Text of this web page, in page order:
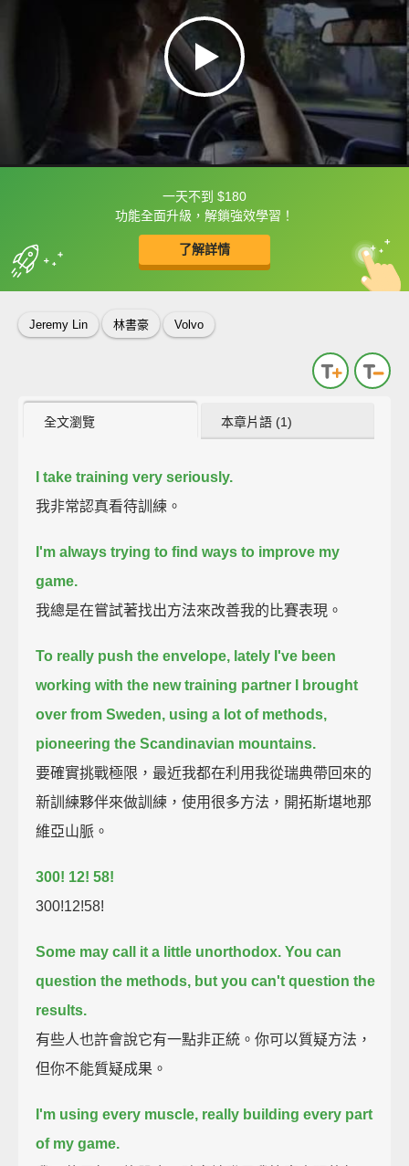
一天不到 $180
功能全面升級，解鎖強效學習！
了解詳情
框選或點兩下字幕可以直接查字典喔！
收錄佳句 中
英
Jeremy Lin 林書豪 Volvo
全文瀏覽 本章片語 (1)
I take training very seriously.
我非常認真看待訓練。
I'm always trying to find ways to improve my
game.
我總是在嘗試著找出方法來改善我的比賽表現。
To really push the envelope, lately I've been
working with the new training partner I brought
over from Sweden, using a lot of methods,
pioneering the Scandinavian mountains.
要確實挑戰極限，最近我都在利用我從瑞典帶回來的
新訓練夥伴來做訓練，使用很多方法，開拓斯堪地那
維亞山脈。
300! 12! 58!
300!12!58!
Some may call it a little unorthodox. You can
question the methods, but you can't question the
results.
有些人也許會說它有一點非正統。你可以質疑方法，
但你不能質疑成果。
I'm using every muscle, really building every part
of my game.